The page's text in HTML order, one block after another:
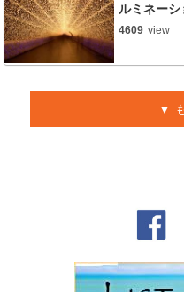
ルミネー
4609 view